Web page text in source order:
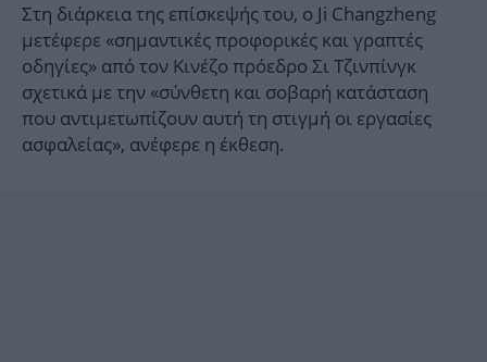
Στη διάρκεια της επίσκεψής του, ο Ji Changzheng
μετέφερε «σημαντικές προφορικές και γραπτές
οδηγίες» από τον Κινέζο πρόεδρο Σι Τζινπίνγκ
σχετικά με την «σύνθετη και σοβαρή κατάσταση
που αντιμετωπίζουν αυτή τη στιγμή οι εργασίες
ασφαλείας», ανέφερε η έκθεση.